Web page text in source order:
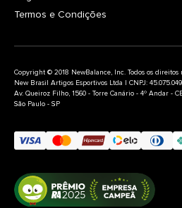
Termos e Condições
Copyright © 2018 NewBalance, Inc. Todos os direitos
New Brasil Artigos Esportivos Ltda | CNPJ:
Av. Queiroz Filho, 1560 - Torre Canário - 4º Andar -
São Paulo - SP